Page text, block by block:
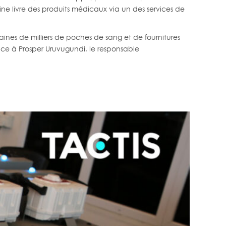
livre des produits médicaux via un des services de
de milliers de poches de sang et de fournitures
à Prosper Uruvugundi, le responsable